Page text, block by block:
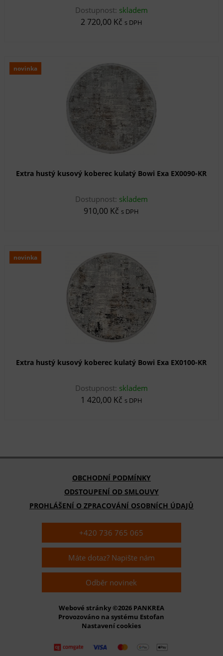
Dostupnost: skladem
2 720,00 Kč s DPH
novinka
Extra hustý kusový koberec kulatý Bowi Exa EX0090-KR
Dostupnost: skladem
910,00 Kč s DPH
novinka
Extra hustý kusový koberec kulatý Bowi Exa EX0100-KR
Dostupnost: skladem
1 420,00 Kč s DPH
OBCHODNÍ PODMÍNKY
ODSTOUPENÍ OD SMLOUVY
PROHLÁŠENÍ O ZPRACOVÁNÍ OSOBNÍCH ÚDAJŮ
+420 736 765 065
Máte dotaz? Napište nám
Odběr novinek
Webové stránky ©2026 PANKREA
Provozováno na systému Estofan
Nastavení cookies